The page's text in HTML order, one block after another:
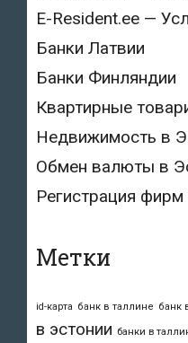
E-Resident.ee —
Банки Латвии
Банки Финляндии
Квартирные
Недвижимость в
Обмен валюты в
Регистрация
Метки
id-карта банк в таллине банк
в эстонии банки в